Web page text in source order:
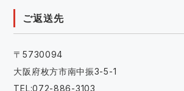
ご返送先
〒5730094
大阪府枚方市南中振3-5-1
TEL:072-886-3103